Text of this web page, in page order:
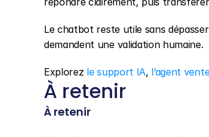
Le chatbot reste utile sans
demandent une validation humaine.
Explorez le support IA, l’agent
À retenir
À retenir